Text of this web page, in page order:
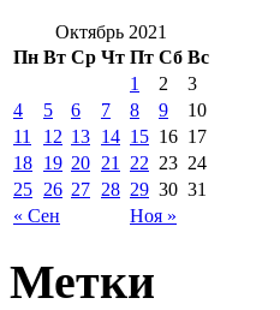
Октябрь 2021
Пн Вт Ср Чт Пт Сб Вс
« Сен Ноя »
1 2
3
4
5 6 7 8 9
10
11
12 13 14 15 16 17
18 19 20 21 22 23 24
25 26 27 28 29 30 31
Метки